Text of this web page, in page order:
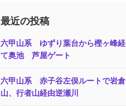
最近の投稿
六甲山系 ゆずり葉台から樫ヶ峰経
て奥池 芦屋ゲート
六甲山系 赤子谷左俣ルートで岩倉
山、行者山経由逆瀬川